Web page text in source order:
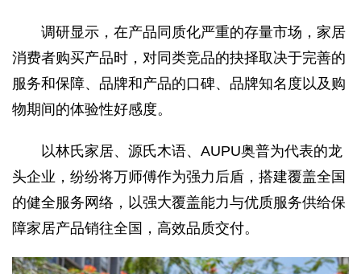
调研显示，在产品同质化严重的存量市场，家居
消费者购买产品时，对同类竞品的抉择取决于完善的
服务和保障、品牌和产品的口碑、品牌知名度以及购
物期间的体验性好感度。
以林氏家居、源氏木语、AUPU奥普为代表的龙
头企业，纷纷将万师傅作为强力后盾，搭建覆盖全国
的健全服务网络，以强大覆盖能力与优质服务供给保
障家居产品销往全国，高效品质交付。